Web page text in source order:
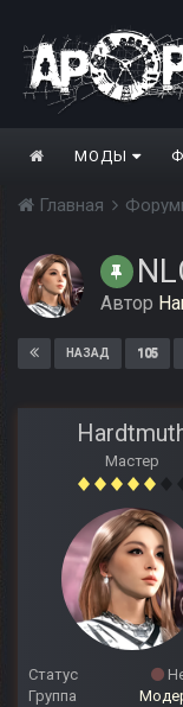
МОДЫ
Главная
Автор
НАЗАД 105
Мастер
Статус
Группа